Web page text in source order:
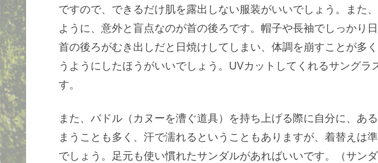
ですので、できるだけ肌を露出しない服装がいいでしょう。また
ように、意外と盲点なのが首の後ろです。帽子や長袖でしっかり
首の後ろがむき出しだと日焼けしてしまい、体調を崩すことが多
うようにしたほうがいいでしょう。UVカットしてくれるサングラ
す。
また、バドル（カヌーを漕ぐ道具）を持ち上げる際に自分に、あ
まうことも多く、汗で濡れるということもありますが、着替えは
でしょう。足元も使い慣れたサンダルがあればいいです。（サン